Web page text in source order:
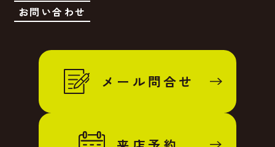
お問い合わせ
メール問合せ